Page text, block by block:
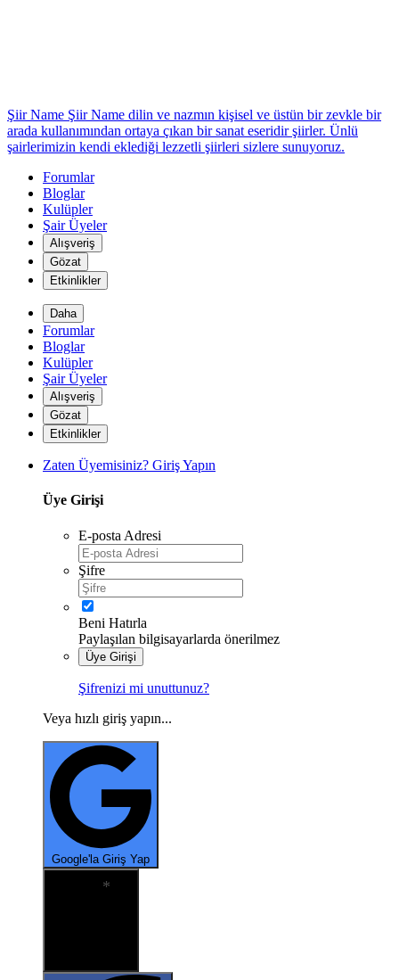
Şiir Name Şiir Name dilin ve nazmın kişisel ve üstün bir zevkle bir
arada kullanımından ortaya çıkan bir sanat eseridir şiirler. Ünlü
şairlerimizin kendi eklediği lezzetli şiirleri sizlere sunuyoruz.
Forumlar
Bloglar
Kulüpler
Şair Üyeler
Alışveriş
Gözat
Etkinlikler
Daha
Forumlar
Bloglar
Kulüpler
Şair Üyeler
Alışveriş
Gözat
Etkinlikler
Zaten Üyemisiniz? Giriş Yapın
Üye Girişi
E-posta Adresi
Şifre
Beni Hatırla
Paylaşılan bilgisayarlarda önerilmez
Üye Girişi
Şifrenizi mi unuttunuz?
Veya hızlı giriş yapın...
Google'la Giriş Yap
*